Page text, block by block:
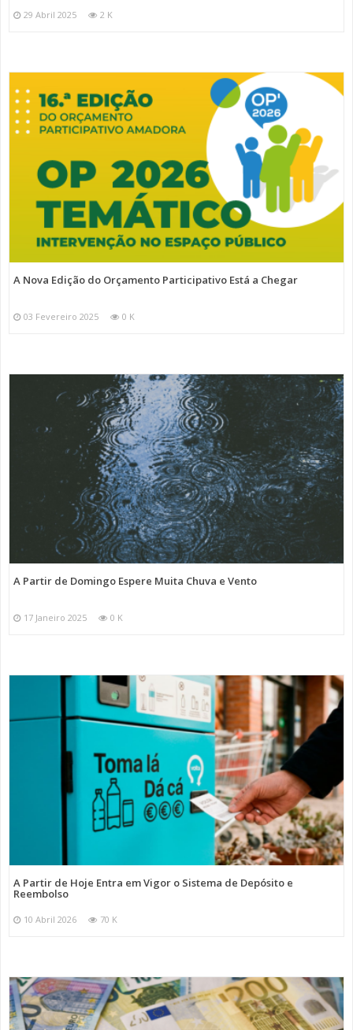
29 Abril 2025 2 K
A Nova Edição do Orçamento Participativo Está a Chegar
03 Fevereiro 2025 0 K
A Partir de Domingo Espere Muita Chuva e Vento
17 Janeiro 2025 0 K
A Partir de Hoje Entra em Vigor o Sistema de Depósito e
Reembolso
10 Abril 2026 70 K